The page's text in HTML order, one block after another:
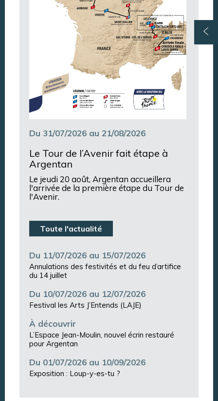
Du 31/07/2026 au 21/08/2026
Le Tour de l’Avenir fait étape à
Argentan
Le jeudi 20 août, Argentan accueillera
l'arrivée de la première étape du Tour de
l'Avenir.
Toute l'actualité
Du 11/07/2026 au 15/07/2026
Annulations des festivités et du feu d’artifice
du 14 juillet
Du 10/07/2026 au 12/07/2026
Festival les Arts J’Entends (LAJE)
À découvrir
L’Espace Jean-Moulin, nouvel écrin restauré
pour Argentan
Du 01/07/2026 au 10/09/2026
Exposition : Loup-y-es-tu ?